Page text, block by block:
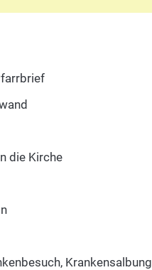
die Kirche
Krankensalbung